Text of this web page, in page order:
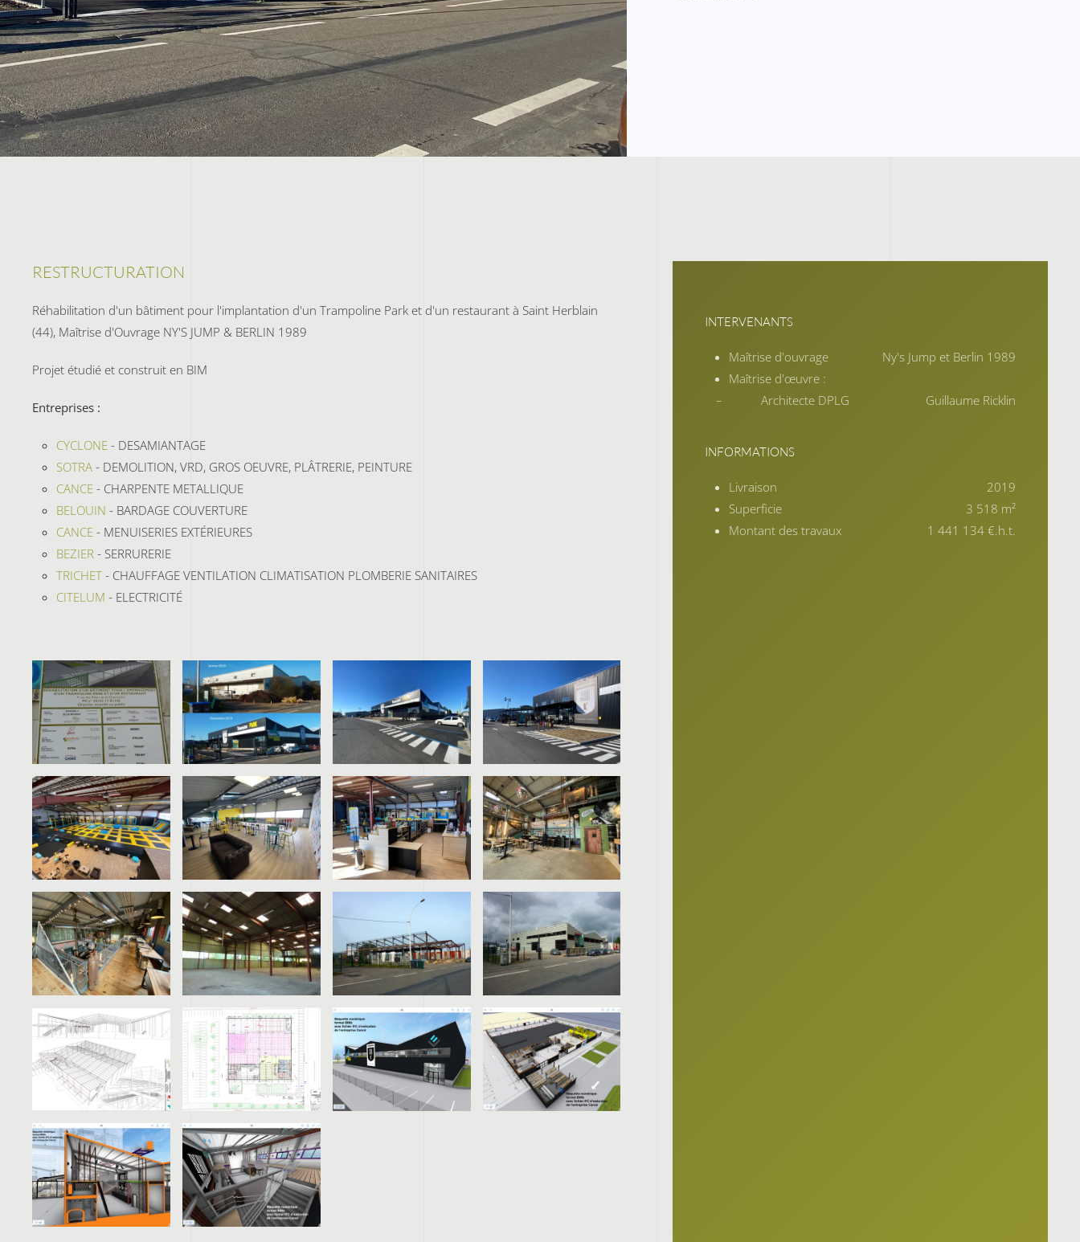
RESTRUCTURATION
Réhabilitation d'un bâtiment pour l'implantation d'un Trampoline Park et d'un restaurant à Saint Herblain
(44), Maîtrise d'Ouvrage NY'S JUMP & BERLIN 1989
Projet étudié et construit en BIM
Entreprises :
CYCLONE - DESAMIANTAGE
SOTRA - DEMOLITION, VRD, GROS OEUVRE, PLÂTRERIE, PEINTURE
CANCE - CHARPENTE METALLIQUE
BELOUIN - BARDAGE COUVERTURE
CANCE - MENUISERIES EXTÉRIEURES
BEZIER - SERRURERIE
TRICHET - CHAUFFAGE VENTILATION CLIMATISATION PLOMBERIE SANITAIRES
CITELUM - ELECTRICITÉ
INTERVENANTS
Maîtrise d'ouvrage
Ny's Jump et Berlin 1989
Maîtrise d'œuvre :
Architecte DPLG
Guillaume Ricklin
INFORMATIONS
Livraison
2019
Superficie
3 518 m²
Montant des travaux
1 441 134 €.h.t.